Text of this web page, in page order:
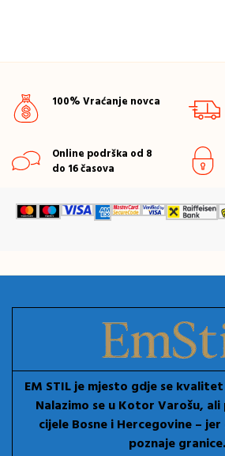
100% Vraćanje novca
Online podrška od 8
do 16 časova
EM STIL je mjesto gdje se
Nalazimo se u Kotor Varošu,
cijele Bosne i Hercegovine –
poznaje granice.